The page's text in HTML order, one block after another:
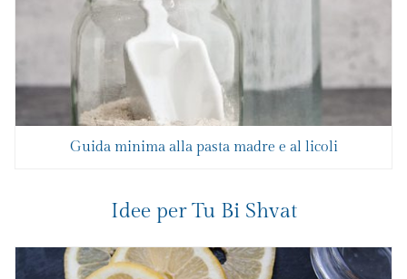
Guida minima alla pasta madre e al licoli
Idee per Tu Bi Shvat